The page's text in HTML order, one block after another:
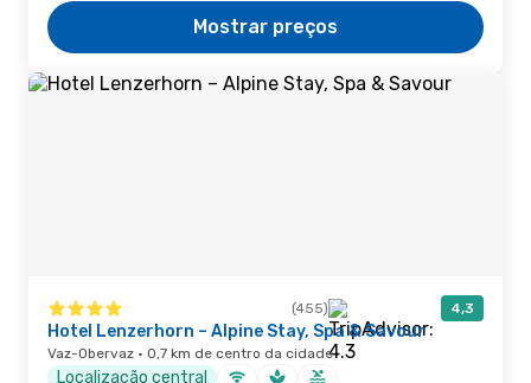
Mostrar preços
(455) 4,3
Hotel Lenzerhorn – Alpine Stay, Spa & Savour
Vaz-Obervaz · 0,7 km de centro da cidade
Localização central